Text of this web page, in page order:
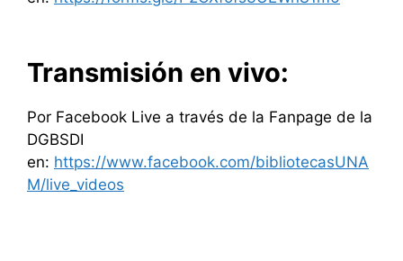
Transmisión en vivo:
Por Facebook Live a través de la Fanpage de la
DGBSDI
en: https://www.facebook.com/bibliotecasUNA
M/live_videos